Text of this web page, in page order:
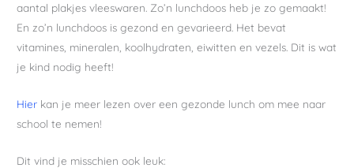
aantal plakjes vleeswaren. Zo’n lunchdoos heb je zo gemaakt!
En zo’n lunchdoos is gezond en gevarieerd. Het bevat
vitamines, mineralen, koolhydraten, eiwitten en vezels. Dit is wat
je kind nodig heeft!
Hier kan je meer lezen over een gezonde lunch om mee naar
school te nemen!
Dit vind je misschien ook leuk: